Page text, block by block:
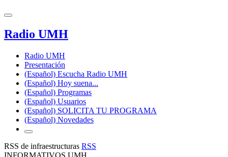
Radio UMH
Radio UMH
Presentación
(Español) Escucha Radio UMH
(Español) Hoy suena...
(Español) Programas
(Español) Usuarios
(Español) SOLICITA TU PROGRAMA
(Español) Novedades
RSS de infraestructuras RSS
INFORMATIVOS UMH